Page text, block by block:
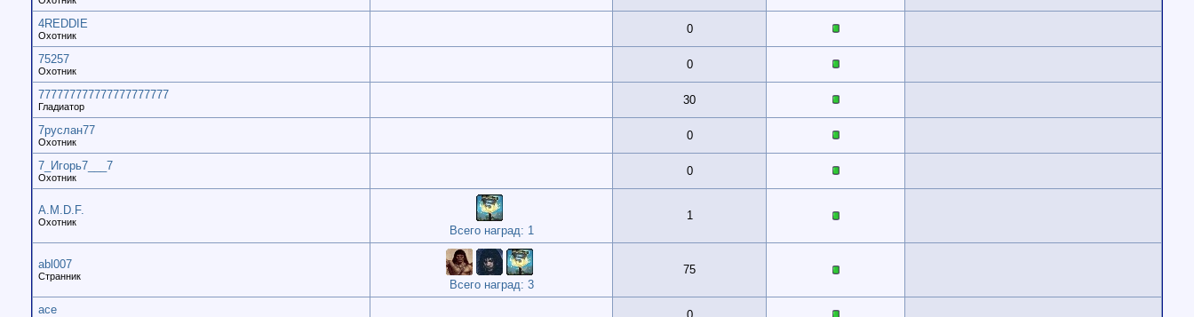
4REDDIE
Охотник 0
75257
Охотник 0
777777777777777777777
Гладиатор 30
7руслан77
Охотник 0
7_Игорь7___7
Охотник 0
A.M.D.F.
Охотник
Всего наград: 1
1
abl007
Странник
Всего наград: 3
75
ace